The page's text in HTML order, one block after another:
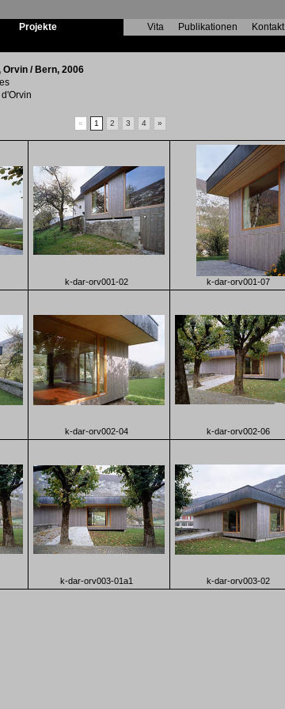
Projekte Vita Publikationen Kontakt
/ Bern, 2006
« 1 2 3 4 »
k-dar-orv001-02 k-dar-orv001-07
k-dar-orv002-04 k-dar-orv002-06
k-dar-orv003-01a1 k-dar-orv003-02